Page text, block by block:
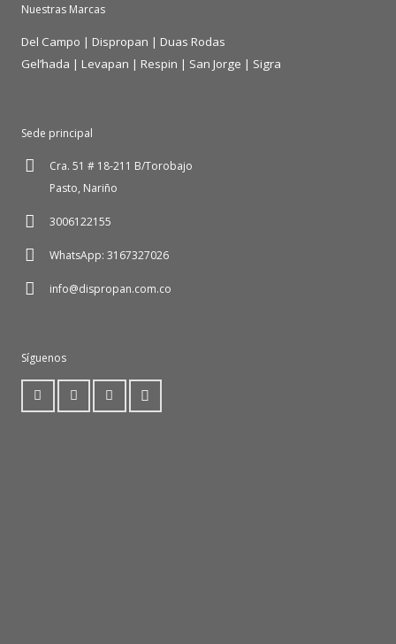
Nuestras Marcas
Del Campo | Dispropan | Duas Rodas
Gel’hada | Levapan | Respin | San Jorge | Sigra
Sede principal
Cra. 51 # 18-211 B/Torobajo
Pasto, Nariño
3006122155
WhatsApp: 3167327026
info@dispropan.com.co
Síguenos